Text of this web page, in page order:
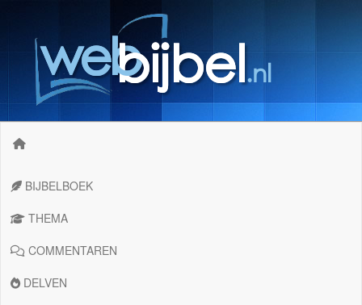
BIJBELBOEK
THEMA
COMMENTAREN
DELVEN